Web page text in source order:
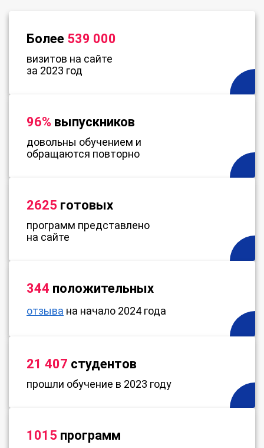
Более 539 000
визитов на сайте
за 2023 год
96% выпускников
довольны обучением и
обращаются повторно
2625 готовых
программ представлено
на сайте
344 положительных
отзыва на начало 2024 года
21 407 студентов
прошли обучение в 2023 году
1015 программ